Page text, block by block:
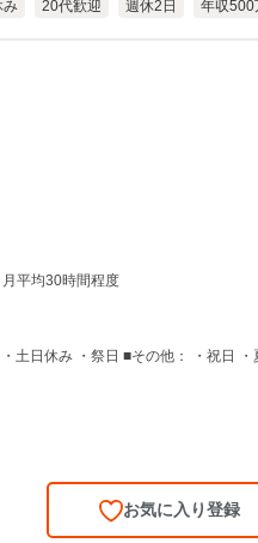
み 20代歓迎 週休2日 年収500
平均30時間程度
休み ・祭日 ■その他： ・祝日 ・夏季
お気に入り登録